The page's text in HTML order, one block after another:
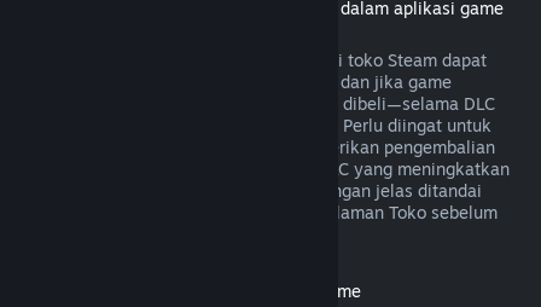
(konten Toko Steam yang bisa digunakan dalam aplikasi game
Pengembalian dana dari pembelian DLC di toko Steam dapat
dilakukan dalam 14 hari sejak pembelian dan jika game
dimainkan kurang dari dua jam sejak DLC dibeli—selama DLC
belum digunakan, diubah, atau ditransfer. Perlu diingat untuk
beberapa kasus, Steam tidak bisa memberikan pengembalian
dana untuk DLC dari pihak ketiga (cth. DLC yang meningkatkan
level karakter). Pengecualian ini akan dengan jelas ditandai
sebagai "tidak dapat dikembalikan" di halaman Toko sebelum
Pengembalian Dana Pembelian Dalam Game